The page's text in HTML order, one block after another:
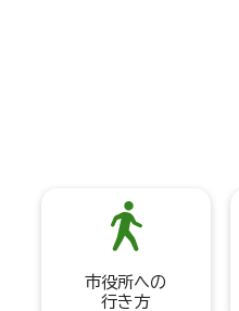
市役所への
行き方